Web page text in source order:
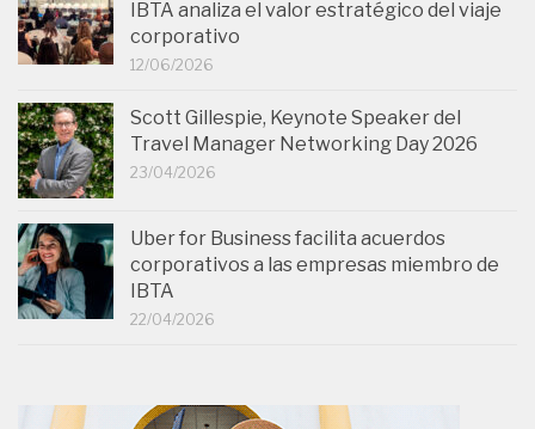
IBTA analiza el valor estratégico del viaje
corporativo
12/06/2026
Scott Gillespie, Keynote Speaker del
Travel Manager Networking Day 2026
23/04/2026
Uber for Business facilita acuerdos
corporativos a las empresas miembro de
IBTA
22/04/2026